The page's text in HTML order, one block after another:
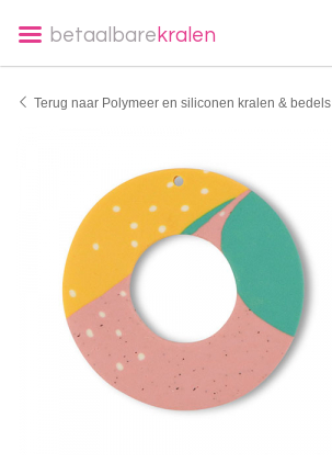
betaalbare kralen
Terug naar Polymeer en siliconen kralen & bedels